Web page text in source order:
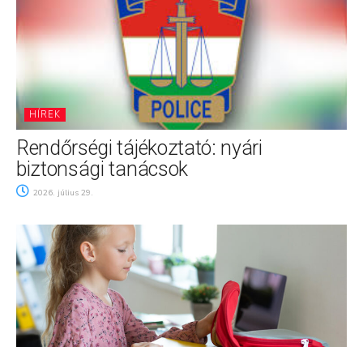
HÍREK
Rendőrségi tájékoztató: nyári
biztonsági tanácsok
2026. július 29.